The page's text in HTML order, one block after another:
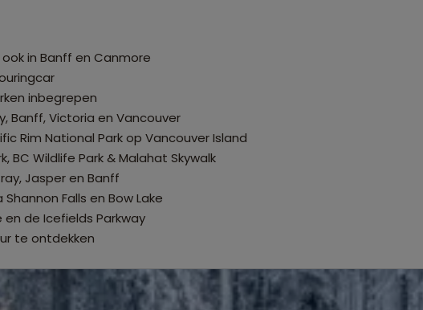
in Banff en Canmore
inbegrepen
Banff, Victoria en Vancouver
Rim National Park op Vancouver Island
BC Wildlife Park & Malahat Skywalk
Jasper en Banff
Falls en Bow Lake
de Icefields Parkway
te ontdekken